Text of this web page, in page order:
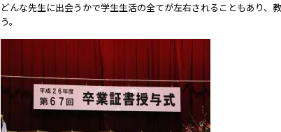
どんな先生に出会うかで学生生活の全てが左右されることもあり、
う。